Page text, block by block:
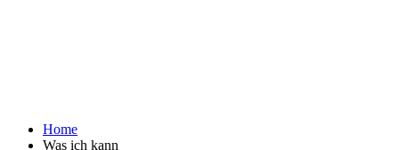
Home
Was ich kann